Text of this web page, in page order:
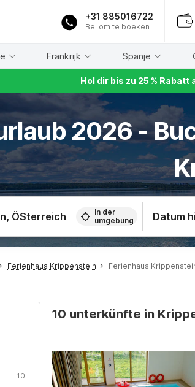
+31 885016722
Bel om te boeken
Frankrijk Spanje
Hol dir bis zu 25 %
2026 -
In der
umgebung
Datum
Ferienhaus Krippenstein Ferienhaus
10
10 unterkünfte in